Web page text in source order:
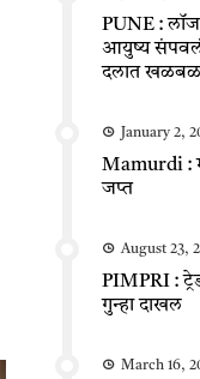
PUNE :
आयुष्य संपवलं,
दलात खळबळ
January 2,
Mamurdi :
जप्त
August 23,
PIMPRI :
गुन्हा दाखल
March 16,